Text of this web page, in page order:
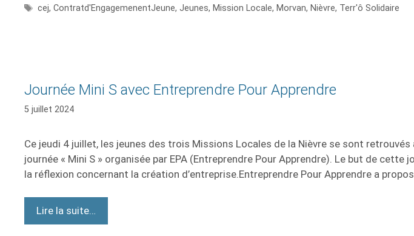
cej, Contratd'EngagemenentJeune, Jeunes, Mission Locale, Morvan, Nièvre, Terr'ô Solidaire
Journée Mini S avec Entreprendre Pour Apprendre
5 juillet 2024
Ce jeudi 4 juillet, les jeunes des trois Missions Locales de la Nièvre se sont retrouvés
journée « Mini S » organisée par EPA (Entreprendre Pour Apprendre). Le but de cette
la réflexion concernant la création d’entreprise.Entreprendre Pour Apprendre a
Lire la suite…